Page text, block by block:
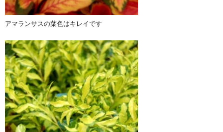
アマランサスの葉色はキレイです